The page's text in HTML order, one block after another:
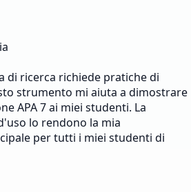
di ricerca richiede pratiche di
strumento mi aiuta a dimostrare
APA 7 ai miei studenti. La
lo rendono la mia
per tutti i miei studenti di